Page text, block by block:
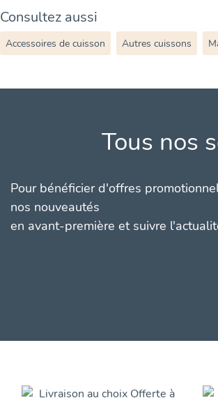
Consultez aussi
Accessoires de cuisson Autres cuissons
Tous nos
Pour bénéficier d'offres
nos nouveautés
en avant-première et suivre